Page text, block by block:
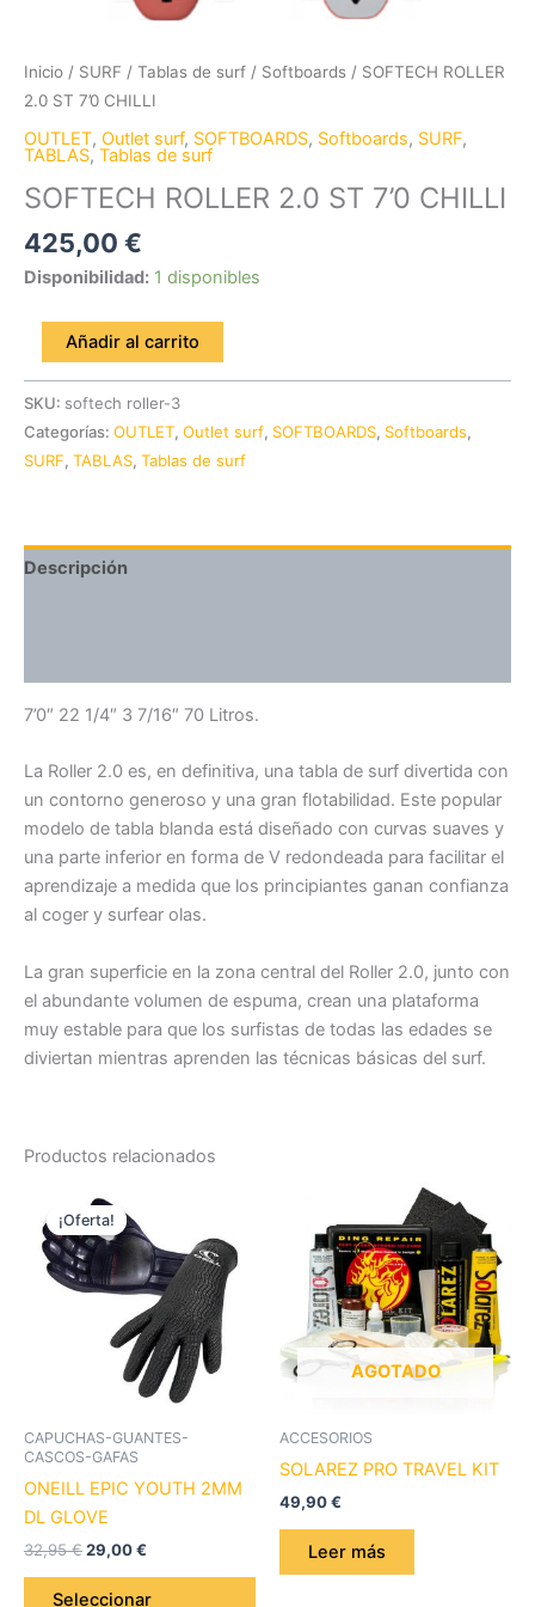
Inicio / SURF / Tablas de surf / Softboards / SOFTECH ROLLER
2.0 ST 7’0 CHILLI
OUTLET, Outlet surf, SOFTBOARDS, Softboards, SURF,
TABLAS, Tablas de surf
SOFTECH ROLLER 2.0 ST 7’0 CHILLI
425,00 €
Disponibilidad: 1 disponibles
Añadir al carrito
SKU: softech roller-3
Categorías: OUTLET, Outlet surf, SOFTBOARDS, Softboards,
SURF, TABLAS, Tablas de surf
Descripción
7’0″ 22 1/4″ 3 7/16″ 70 Litros.
La Roller 2.0 es, en definitiva, una tabla de surf divertida con
un contorno generoso y una gran flotabilidad. Este popular
modelo de tabla blanda está diseñado con curvas suaves y
una parte inferior en forma de V redondeada para facilitar el
aprendizaje a medida que los principiantes ganan confianza
al coger y surfear olas.
La gran superficie en la zona central del Roller 2.0, junto con
el abundante volumen de espuma, crean una plataforma
muy estable para que los surfistas de todas las edades se
diviertan mientras aprenden las técnicas básicas del surf.
Productos relacionados
¡Oferta!
¡Oferta!
CAPUCHAS-GUANTES-
CASCOS-GAFAS
ONEILL EPIC YOUTH 2MM
DL GLOVE
32,95€
precio
original
era:
32,95 €.
29,00€
actual
es:
29,00 €.
Seleccionar
producto
múltiples
variantes.
opciones
AGOTADO
ACCESORIOS
SOLAREZ PRO TRAVEL KIT
49,90€
Leer más